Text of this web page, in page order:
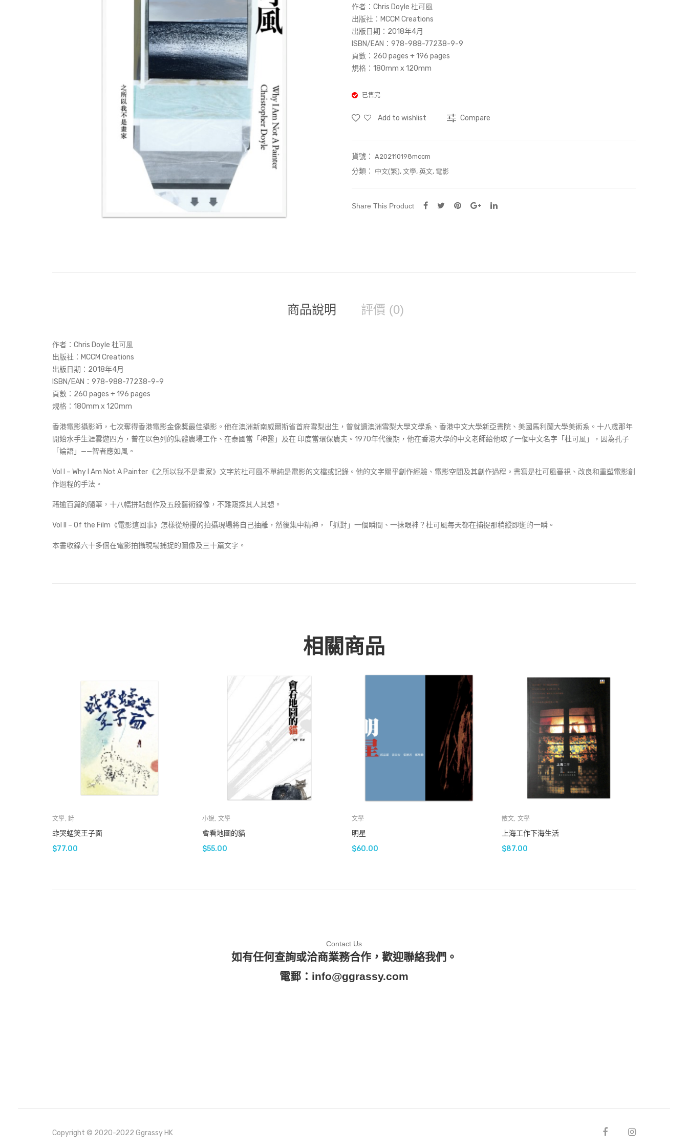
作者：Chris Doyle 杜可風
出版社：MCCM Creations
出版日期：2018年4月
ISBN/EAN：978-988-77238-9-9
頁數：260 pages + 196 pages
規格：180mm x 120mm
已售完
Add to wishlist Compare
貨號： A202110198mccm
分類： 中文(繁), 文學, 英文, 電影
Share This Product
商品說明 評價 (0)
作者：Chris Doyle 杜可風
出版社：MCCM Creations
出版日期：2018年4月
ISBN/EAN：978-988-77238-9-9
頁數：260 pages + 196 pages
規格：180mm x 120mm
香港電影攝影師，七次奪得香港電影金像獎最佳攝影。他在澳洲新南威爾斯省首府雪梨出生，曾就讀澳洲雪梨大學文學系、香港中文大學新亞書院、美國馬利蘭大學美術系。十八歲那年
開始水手生涯雲遊四方，曾在以色列的集體農場工作、在泰國當「神醫」及在 印度當環保農夫。1970年代後期，他在香港大學的中文老師給他取了一個中文名字「杜可風」，因為孔子
「論語」——智者應如風。
Vol I – Why I Am Not A Painter《之所以我不是畫家》文字於杜可風不單純是電影的文檔或記錄。他的文字關乎創作經驗、電影空間及其創作過程。書寫是杜可風審視、改良和重塑電影創
作過程的手法。
藉逾百篇的隨筆，十八幅拼貼創作及五段藝術錄像，不難窺探其人其想。
Vol II – Of the Film《電影這回事》怎樣從紛擾的拍攝現場將自己抽離，然後集中精神，「抓對」一個瞬間、一抺眼神？杜可風每天都在捕捉那稍縱即逝的一瞬。
本書收錄六十多個在電影拍攝現場捕捉的圖像及三十篇文字。
相關商品
文學,詩
蚱哭蜢笑王子面
$77.00
小說, 文學
會看地圖的貓
$55.00
文學
明星
$60.00
散文, 文學
上海工作下海生活
$87.00
Contact Us
如有任何查詢或洽商業務合作，歡迎聯絡我們。
電郵： info@ggrassy.com
Copyright © 2020-2022 Ggrassy HK